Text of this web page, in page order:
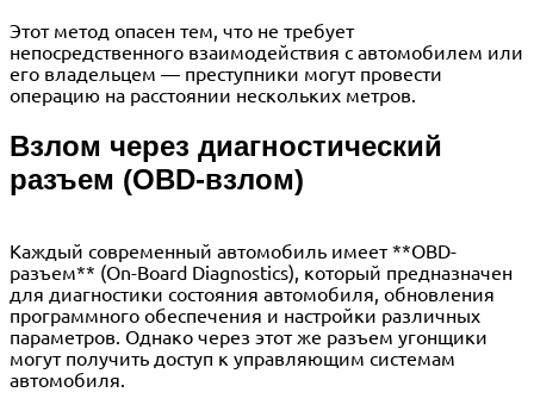
Этот метод опасен тем, что не требует
непосредственного взаимодействия с автомобилем или
его владельцем — преступники могут провести
операцию на расстоянии нескольких метров.
Взлом через диагностический
разъем (OBD-взлом)
Каждый современный автомобиль имеет **OBD-
разъем** (On-Board Diagnostics), который предназначен
для диагностики состояния автомобиля, обновления
программного обеспечения и настройки различных
параметров. Однако через этот же разъем угонщики
могут получить доступ к управляющим системам
автомобиля.